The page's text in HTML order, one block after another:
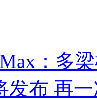
：多
发布 再